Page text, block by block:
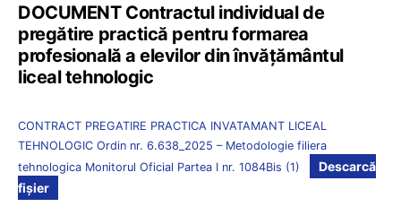
DOCUMENT Contractul individual de
pregătire practică pentru formarea
profesională a elevilor din învățământul
liceal tehnologic
CONTRACT PREGATIRE PRACTICA INVATAMANT LICEAL
TEHNOLOGIC Ordin nr. 6.638_2025 – Metodologie filiera
tehnologica Monitorul Oficial Partea I nr. 1084Bis (1)
Descarcă
fișier